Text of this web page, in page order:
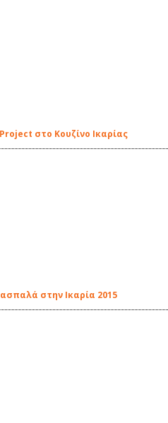
στο Κουζίνο Ικαρίας
στην Ικαρία 2015